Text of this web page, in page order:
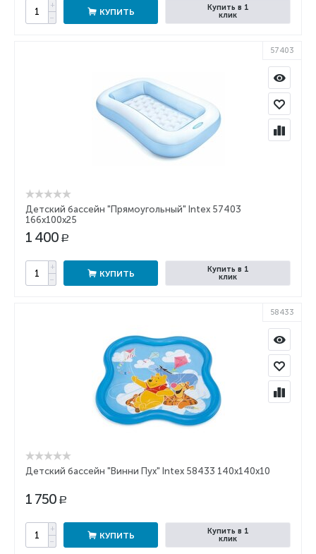
+
−
КУПИТЬ
Купить в 1
клик
57403
Детский бассейн "Прямоугольный" Intex 57403
166х100х25
1 400 Р
+
−
КУПИТЬ
Купить в 1
клик
58433
Детский бассейн "Винни Пух" Intex 58433 140x140x10
1 750 Р
+
−
КУПИТЬ
Купить в 1
клик